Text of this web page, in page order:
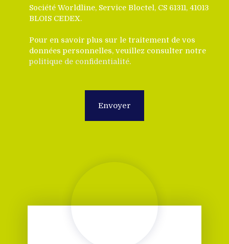
Société Worldline, Service Bloctel, CS 61311, 41013
BLOIS CEDEX.
Pour en savoir plus sur le traitement de vos
données personnelles, veuillez consulter notre
politique de confidentialité.
Envoyer